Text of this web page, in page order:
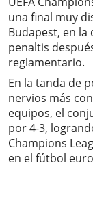
una final muy
Budapest, en
penaltis
reglamentario.
En la tanda de
nervios más
equipos, el
por 4-3,
Champions
en el fútbol